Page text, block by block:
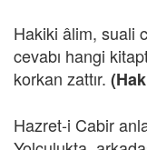
Hakiki âlim, suali
cevabı hangi
korkan zattır.
Hazret-i Cabir